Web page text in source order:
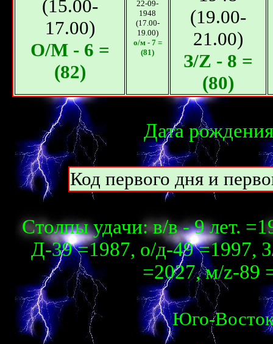
(15.00-
17.00)
О/M - 6 =
(82)
22-09-
1948
(17.00-
19.00)
о/м - 7 =
(81)
(19.00-
21.00)
З/Z - 8 =
(80)
Дата
Код первого дня и
Столпы удачи: в/в - 9 лет.
Д-39 =1987, о/д-49 =1997,
=2027, м/z-89
Юго-